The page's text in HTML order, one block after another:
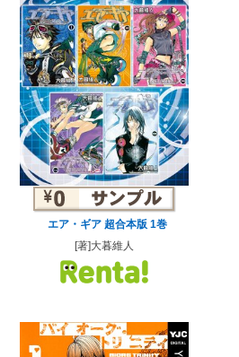
エア・ギア 超合本版 1巻
[著]大暮維人